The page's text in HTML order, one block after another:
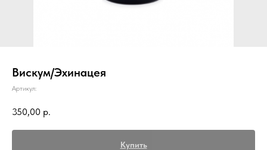
Вискум/Эхинацея
Артикул:
350,00 р.
Купить